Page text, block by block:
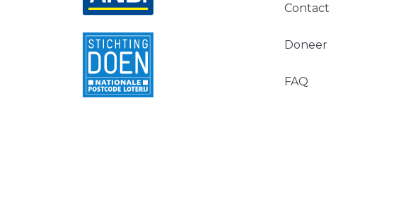
Contact
Doneer
FAQ